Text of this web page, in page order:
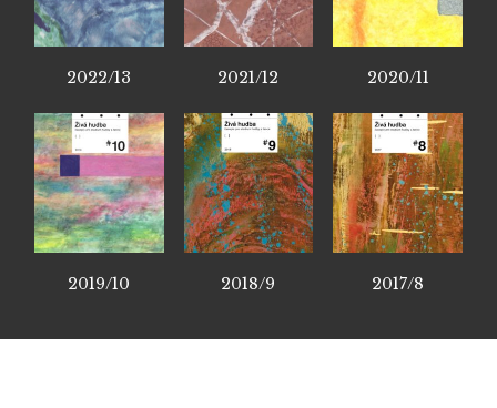
2022/13 2021/12 2020/11
2019/10 2018/9 2017/8